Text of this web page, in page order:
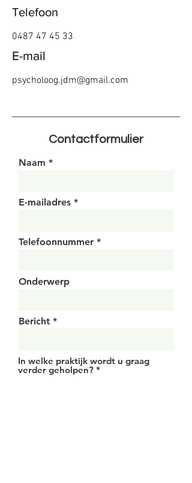
Telefoon
0487 47 45 33
E-mail
psycholoog.jdm@gmail.com
Contactformulier
Naam
E-mailadres
Telefoonnummer
Onderwerp
Bericht
In welke praktijk wordt u graag
verder geholpen? *